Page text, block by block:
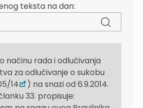
teksta na dan:
načinu rada i odlučivanja
za odlučivanje o sukobu
14
) na snazi od 6.9.2014.
33. propisuje: